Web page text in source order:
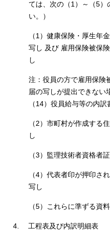
ては、次の（1）～（5）
い。）
（1）健康保険・厚生年
写し 及び 雇用保険被保
し
注：役員の方で雇用保険
届の写しが提出できない
（14）役員給与等の内
（2）市町村が作成する
し
（3）監理技術者資格者
（4）代表者印が押印さ
写し
（5）これらに準ずる資料
工程表及び内訳明細表